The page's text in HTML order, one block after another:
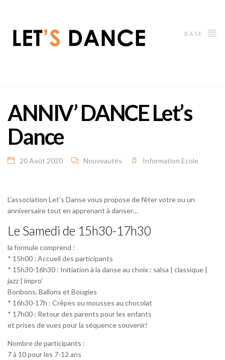
BASE
ANNIV’ DANCE Let’s
Dance
20 Août 2020 Nouveautés Information Ecole
L’association Let’s Danse vous propose de fêter votre ou un
anniversaire tout en apprenant à danser…
Le Samedi de 15h30-17h30
la formule comprend :
* 15h00 : Accueil des participants
* 15h30-16h30 : Initiation à la danse au choix : salsa | classique |
jazz | impro’
Bonbons, Ballons et Bougies
* 16h30-17h : Crêpes ou mousses au chocolat
* 17h00 : Retour des parents pour les enfants
et prises de vues pour la séquence souvenir!
Nombre de participants :
7 à 10 pour les 7-12 ans